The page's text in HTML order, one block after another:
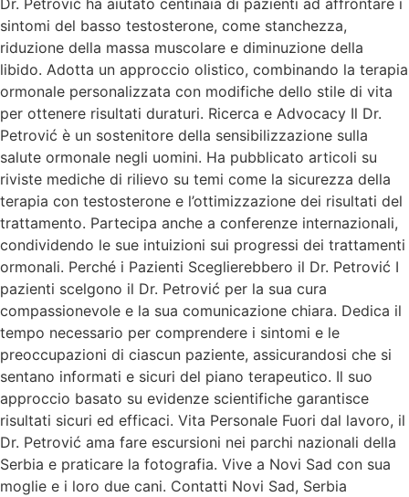
sintomi del basso testosterone, come stanchezza,
riduzione della massa muscolare e diminuzione della
libido. Adotta un approccio olistico, combinando la terapia
ormonale personalizzata con modifiche dello stile di vita
per ottenere risultati duraturi. Ricerca e Advocacy Il Dr.
Petrović è un sostenitore della sensibilizzazione sulla
salute ormonale negli uomini. Ha pubblicato articoli su
riviste mediche di rilievo su temi come la sicurezza della
terapia con testosterone e l’ottimizzazione dei risultati del
trattamento. Partecipa anche a conferenze internazionali,
condividendo le sue intuizioni sui progressi dei trattamenti
ormonali. Perché i Pazienti Sceglierebbero il Dr. Petrović I
pazienti scelgono il Dr. Petrović per la sua cura
compassionevole e la sua comunicazione chiara. Dedica il
tempo necessario per comprendere i sintomi e le
preoccupazioni di ciascun paziente, assicurandosi che si
sentano informati e sicuri del piano terapeutico. Il suo
approccio basato su evidenze scientifiche garantisce
risultati sicuri ed efficaci. Vita Personale Fuori dal lavoro, il
Dr. Petrović ama fare escursioni nei parchi nazionali della
Serbia e praticare la fotografia. Vive a Novi Sad con sua
moglie e i loro due cani. Contatti Novi Sad, Serbia